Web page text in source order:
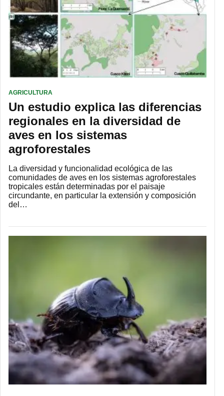
AGRICULTURA
Un estudio explica las diferencias
regionales en la diversidad de
aves en los sistemas
agroforestales
La diversidad y funcionalidad ecológica de las
comunidades de aves en los sistemas agroforestales
tropicales están determinadas por el paisaje
circundante, en particular la extensión y composición
del…